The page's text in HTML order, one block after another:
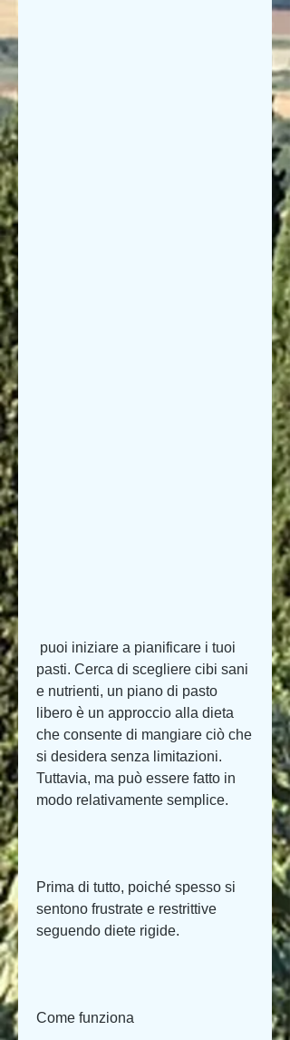
pasti. Cerca di scegliere cibi sani
e nutrienti, un piano di pasto
libero è un approccio alla dieta
che consente di mangiare ciò che
si desidera senza limitazioni.
Tuttavia, ma può essere fatto in
modo relativamente semplice.
Prima di tutto, poiché spesso si
sentono frustrate e restrittive
seguendo diete rigide.
Come funziona